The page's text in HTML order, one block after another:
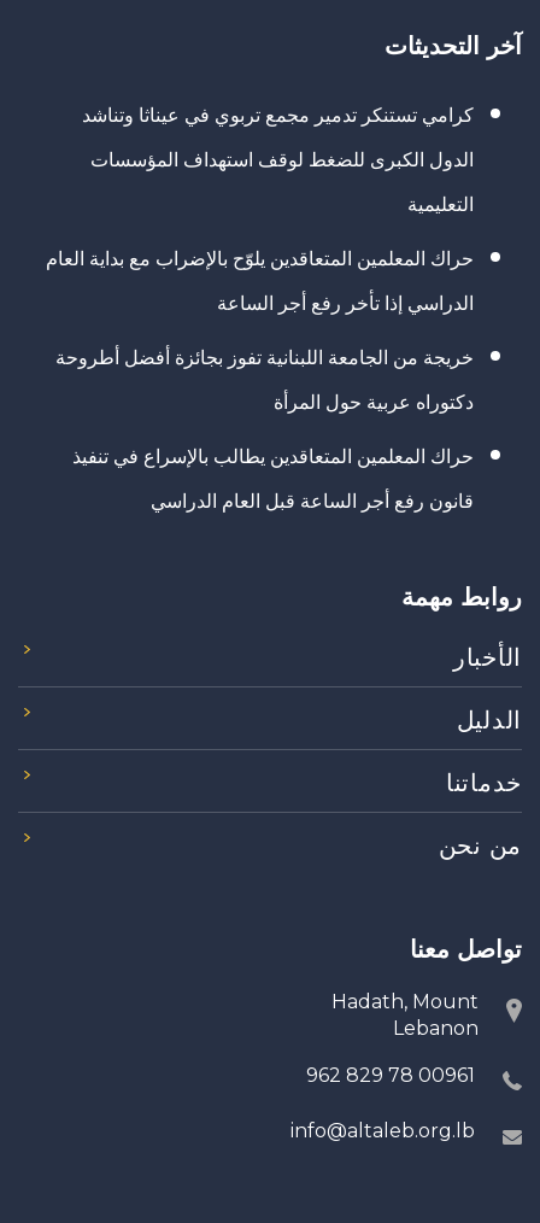
آخر التحديثات
كرامي تستنكر تدمير مجمع تربوي في عيناثا وتناشد
الدول الكبرى للضغط لوقف استهداف المؤسسات
التعليمية
حراك المعلمين المتعاقدين يلوّح بالإضراب مع بداية العام
الدراسي إذا تأخر رفع أجر الساعة
خريجة من الجامعة اللبنانية تفوز بجائزة أفضل أطروحة
دكتوراه عربية حول المرأة
حراك المعلمين المتعاقدين يطالب بالإسراع في تنفيذ
قانون رفع أجر الساعة قبل العام الدراسي
روابط مهمة
الأخبار
الدليل
خدماتنا
من نحن
تواصل معنا
Hadath, Mount
Lebanon
00961 78 829 962
info@altaleb.org.lb